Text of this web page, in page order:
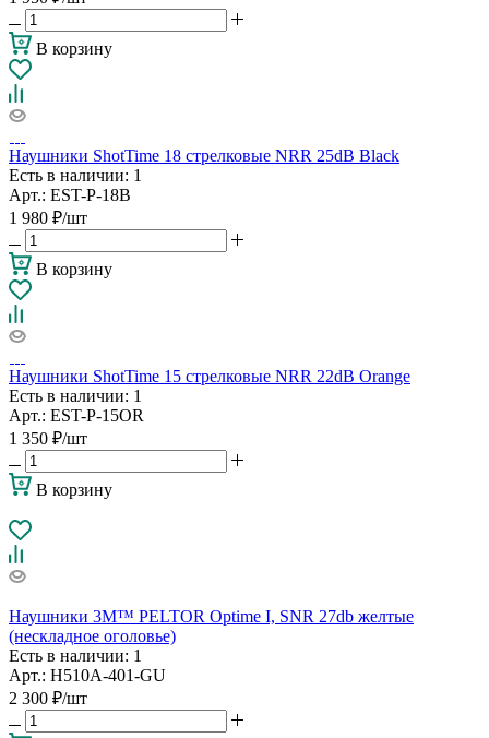
В корзину
Наушники ShotTime 18 стрелковые NRR 25dB Black
Есть в наличии: 1
Арт.: EST-P-18B
1 980 ₽/шт
В корзину
Наушники ShotTime 15 стрелковые NRR 22dB Orange
Есть в наличии: 1
Арт.: EST-P-15OR
1 350 ₽/шт
В корзину
Наушники 3М™ PELTOR Optime I, SNR 27db желтые
(нескладное оголовье)
Есть в наличии: 1
Арт.: H510A-401-GU
2 300 ₽/шт